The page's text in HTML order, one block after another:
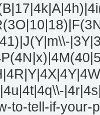
to-tell-if-your-